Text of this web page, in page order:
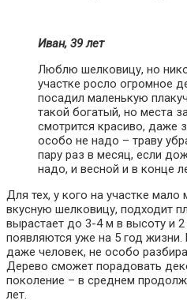
Иван, 39 лет
Люблю шелковицу, но
участке росло огромное
посадил маленькую
такой богатый, но места
смотрится красиво, даже
особо не надо – траву
пару раз в месяц, если
надо, и весной и в конце
Для тех, у кого на участке мало
вкусную шелковицу, подходит
вырастает до 3-4 м в высоту и
появляются уже на 5 год жизни.
даже человек, не особо
Дерево сможет порадовать
поколение – в среднем
лет.